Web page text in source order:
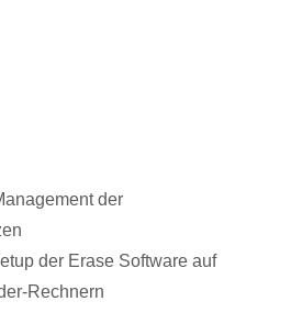
der
der Erase Software auf
Rechnern